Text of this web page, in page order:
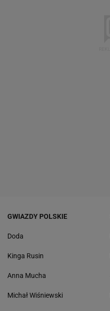
GWIAZDY POLSKIE
Doda
Kinga Rusin
Anna Mucha
Michał Wiśniewski